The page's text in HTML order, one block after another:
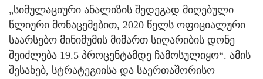
„სიმულაციური ანალიზის შედეგად მიღებული
წლიური მონაცემებით, 2020 წელს ოფიციალური
საარსებო მინიმუმის მიმართ სიღარიბის დონე
შეიძლება 19.5 პროცენტამდე ჩამოსულიყო“. ამის
შესახებ, სტრატეგიისა და საერთაშორისო